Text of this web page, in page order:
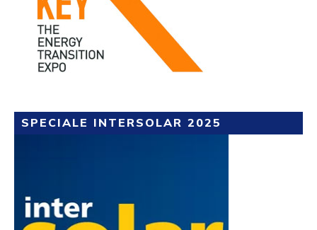
SPECIALE INTERSOLAR 2025